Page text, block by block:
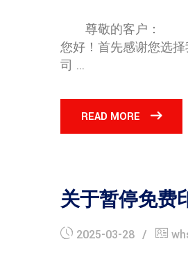
尊敬的客户：
您好！首先感谢您选
司 ...
READ MORE
关于暂停免费
2025-03-28